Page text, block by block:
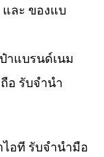
ละ ของแบ
าแบรนด์เนม
อ รับจำนำ
อที รับจำนำมือ